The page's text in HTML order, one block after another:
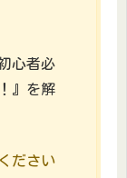
心者必
』を解
ださい